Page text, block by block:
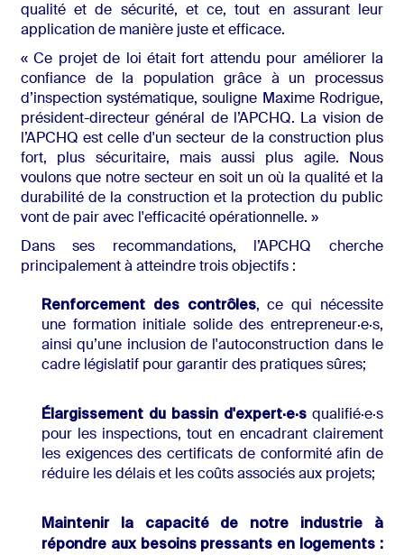
qualité et de sécurité, et ce, tout en assurant leur
application de manière juste et efficace.
« Ce projet de loi était fort attendu pour améliorer la
confiance de la population grâce à un processus
d’inspection systématique, souligne Maxime Rodrigue,
président-directeur général de l’APCHQ. La vision de
l’APCHQ est celle d'un secteur de la construction plus
fort, plus sécuritaire, mais aussi plus agile. Nous
voulons que notre secteur en soit un où la qualité et la
durabilité de la construction et la protection du public
vont de pair avec l'efficacité opérationnelle. »
Dans ses recommandations, l’APCHQ cherche
principalement à atteindre trois objectifs :
Renforcement des contrôles, ce qui nécessite
une formation initiale solide des entrepreneur·e·s,
ainsi qu’une inclusion de l'autoconstruction dans le
cadre législatif pour garantir des pratiques sûres;
Élargissement du bassin d'expert·e·squalifié·e·s
pour les inspections, tout en encadrant clairement
les exigences des certificats de conformité afin de
réduire les délais et les coûts associés aux projets;
Maintenir la capacité de notre industrie à
répondre aux besoins pressants en logements :